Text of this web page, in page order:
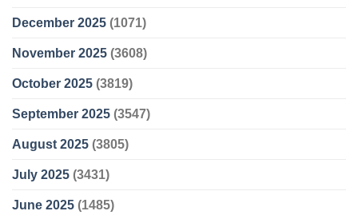
December 2025 (1071)
November 2025 (3608)
October 2025 (3819)
September 2025 (3547)
August 2025 (3805)
July 2025 (3431)
June 2025 (1485)